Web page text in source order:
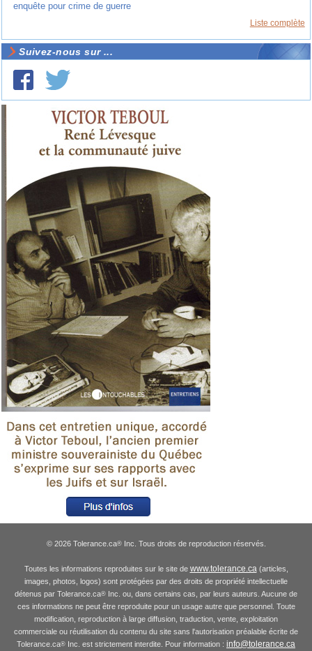
enquête pour crime de guerre
Liste complète
Suivez-nous sur ...
© 2026 Tolerance.ca®Inc. Tous droits de reproduction réservés.
Toutes les informations reproduites sur le site de www.tolerance.ca(articles,
images, photos, logos) sont protégées par des droits de propriété intellectuelle
détenus par Tolerance.ca® Inc. ou, dans certains cas, par leurs auteurs. Aucune de
ces informations ne peut être reproduite pour un usage autre que personnel. Toute
modification, reproduction à large diffusion, traduction, vente, exploitation
commerciale ou réutilisation du contenu du site sans l'autorisation préalable écrite de
Tolerance.ca® Inc. est strictement interdite. Pour information : info@tolerance.ca